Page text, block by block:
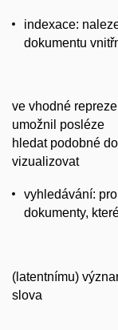
indexace:
dokumentu
ve vhodné
umožnil posléze
hledat podobné
vizualizovat
vyhledávání:
dokumenty,
(latentnímu)
slova